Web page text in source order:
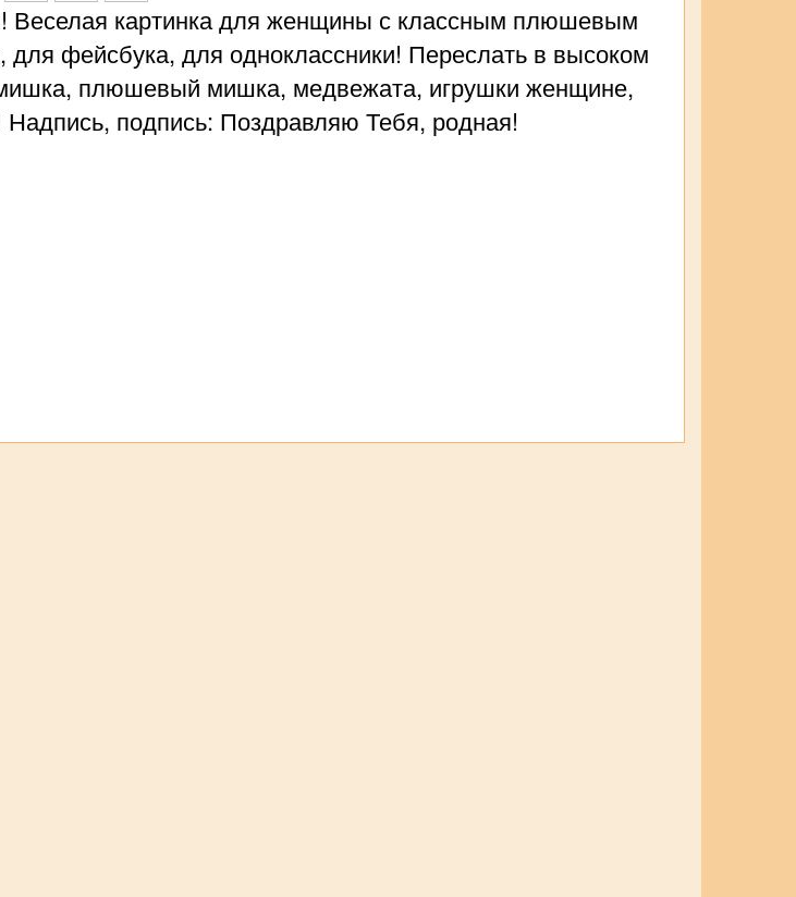
Веселая картинка для женщины с классным плюшевым
фейсбука, для одноклассники! Переслать в высоком
плюшевый мишка, медвежата, игрушки женщине,
подпись: Поздравляю Тебя, родная!